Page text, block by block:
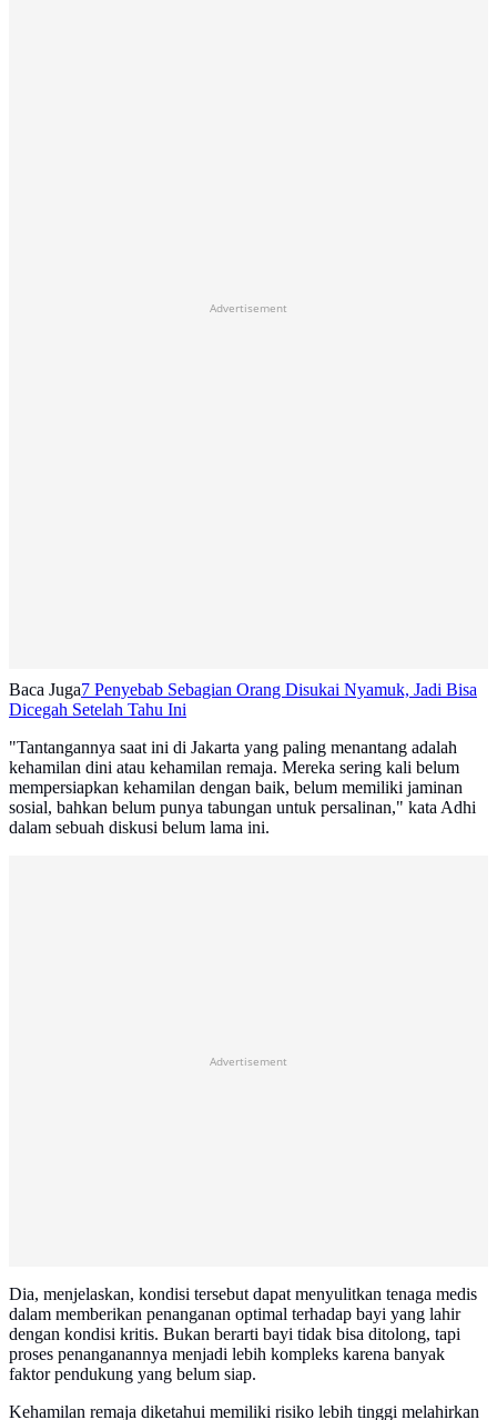
Advertisement
Baca Juga7 Penyebab Sebagian Orang Disukai Nyamuk, Jadi Bisa
Dicegah Setelah Tahu Ini
"Tantangannya saat ini di Jakarta yang paling menantang adalah
kehamilan dini atau kehamilan remaja. Mereka sering kali belum
mempersiapkan kehamilan dengan baik, belum memiliki jaminan
sosial, bahkan belum punya tabungan untuk persalinan," kata Adhi
dalam sebuah diskusi belum lama ini.
Advertisement
Dia, menjelaskan, kondisi tersebut dapat menyulitkan tenaga medis
dalam memberikan penanganan optimal terhadap bayi yang lahir
dengan kondisi kritis. Bukan berarti bayi tidak bisa ditolong, tapi
proses penanganannya menjadi lebih kompleks karena banyak
faktor pendukung yang belum siap.
Kehamilan remaja diketahui memiliki risiko lebih tinggi melahirkan